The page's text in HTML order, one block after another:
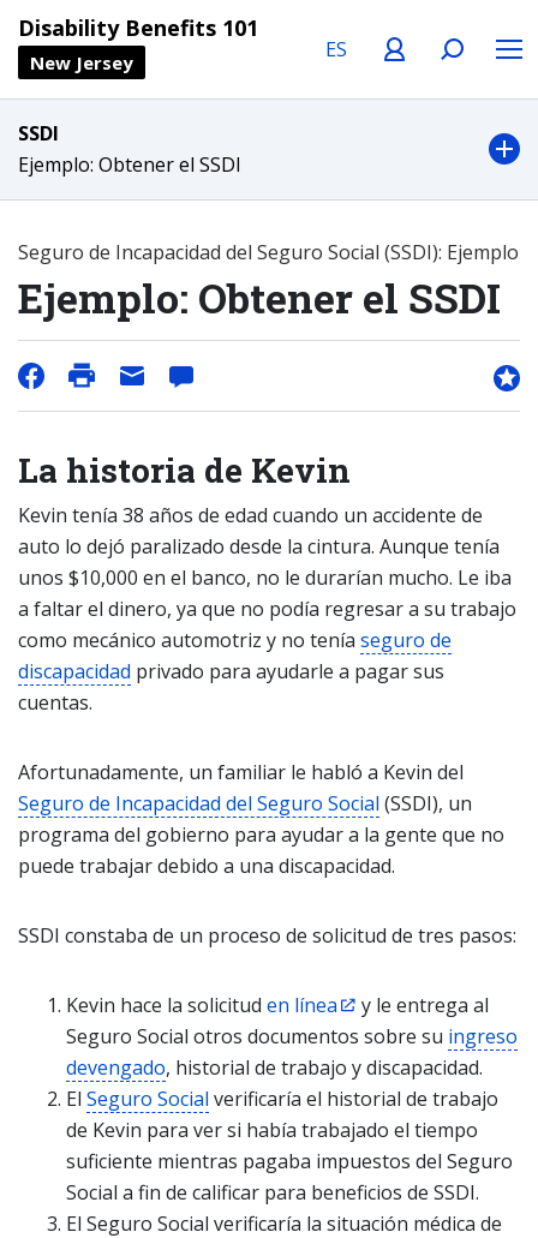
Disability Benefits 101
New Jersey
SSDI
Ejemplo: Obtener el SSDI
Seguro de Incapacidad del Seguro Social (SSDI): Ejemplo
Ejemplo: Obtener el SSDI
La historia de Kevin
Kevin tenía 38 años de edad cuando un accidente de
auto lo dejó paralizado desde la cintura. Aunque tenía
unos $10,000 en el banco, no le durarían mucho. Le iba
a faltar el dinero, ya que no podía regresar a su trabajo
como mecánico automotriz y no tenía seguro de
discapacidad privado para ayudarle a pagar sus
cuentas.
Afortunadamente, un familiar le habló a Kevin del
Seguro de Incapacidad del Seguro Social (SSDI), un
programa del gobierno para ayudar a la gente que no
puede trabajar debido a una discapacidad.
SSDI constaba de un proceso de solicitud de tres pasos:
Kevin hace la solicitud en línea
y le entrega al
Seguro Social otros documentos sobre su ingreso
devengado, historial de trabajo y discapacidad.
El Seguro Social verificaría el historial de trabajo
de Kevin para ver si había trabajado el tiempo
suficiente mientras pagaba impuestos del Seguro
Social a fin de calificar para beneficios de SSDI.
El Seguro Social verificaría la situación médica de